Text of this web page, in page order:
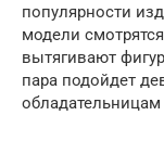
популярности
модели
вытягивают
пара подойдет